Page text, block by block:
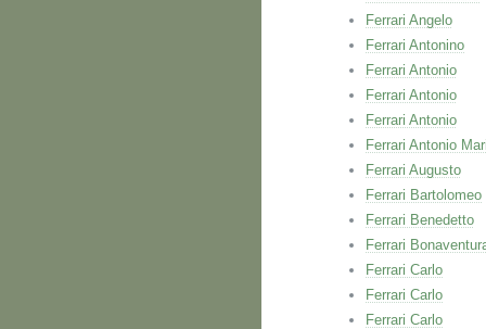
Ferrari Angelo
Ferrari Antonino
Ferrari Antonio
Ferrari Antonio
Ferrari Antonio
Ferrari Antonio
Ferrari Augusto
Ferrari Bartolomeo
Ferrari Benedetto
Ferrari
Ferrari Carlo
Ferrari Carlo
Ferrari Carlo